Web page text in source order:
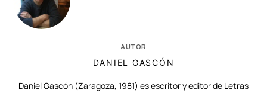
AUTOR
DANIEL GASCÓN
Daniel Gascón (Zaragoza, 1981) es escritor y editor de Letras